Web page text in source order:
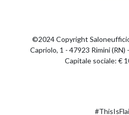
©2024 Copyright
Capriolo, 1 - 47923 Rimini
Capitale sociale: €